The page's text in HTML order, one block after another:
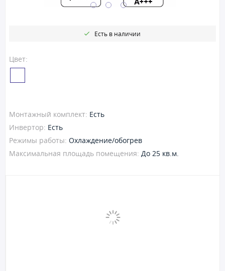
Цвет:
Есть в наличии
Монтажный комплект: Есть
Инвертор: Есть
Режимы работы: Охлаждение/обогрев
Максимальная площадь помещения: До 25 кв.м.